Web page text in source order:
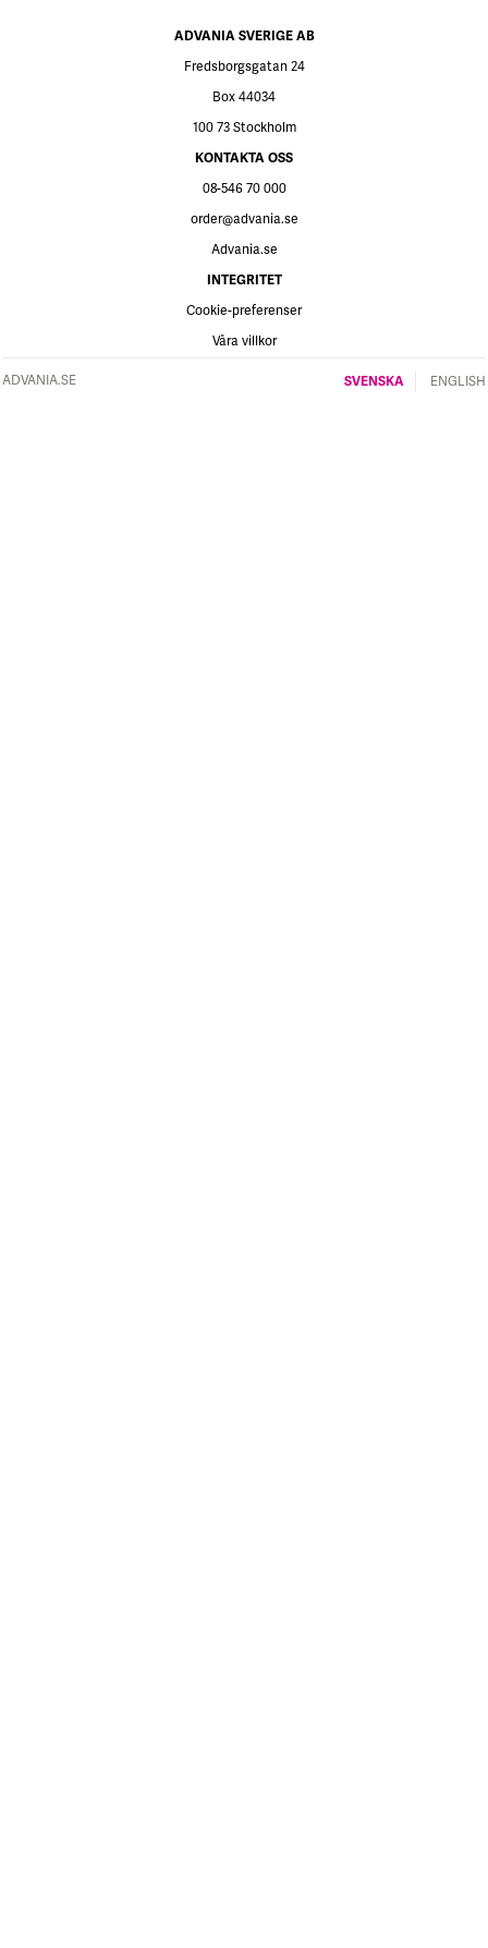
ADVANIA SVERIGE AB
Fredsborgsgatan 24
Box 44034
100 73 Stockholm
KONTAKTA OSS
08-546 70 000
order@advania.se
Advania.se
INTEGRITET
Cookie-preferenser
Våra villkor
ADVANIA.SE SVENSKA ENGLISH